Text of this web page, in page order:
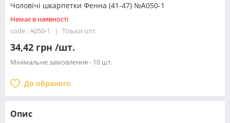
Чоловічі шкарпетки Фенна (41-47) №A050-1
Немає в наявності
code : A050-1
Тільки опт
34,42 грн /шт.
Мінімальне замовлення - 10 шт.
До обраного
Опис